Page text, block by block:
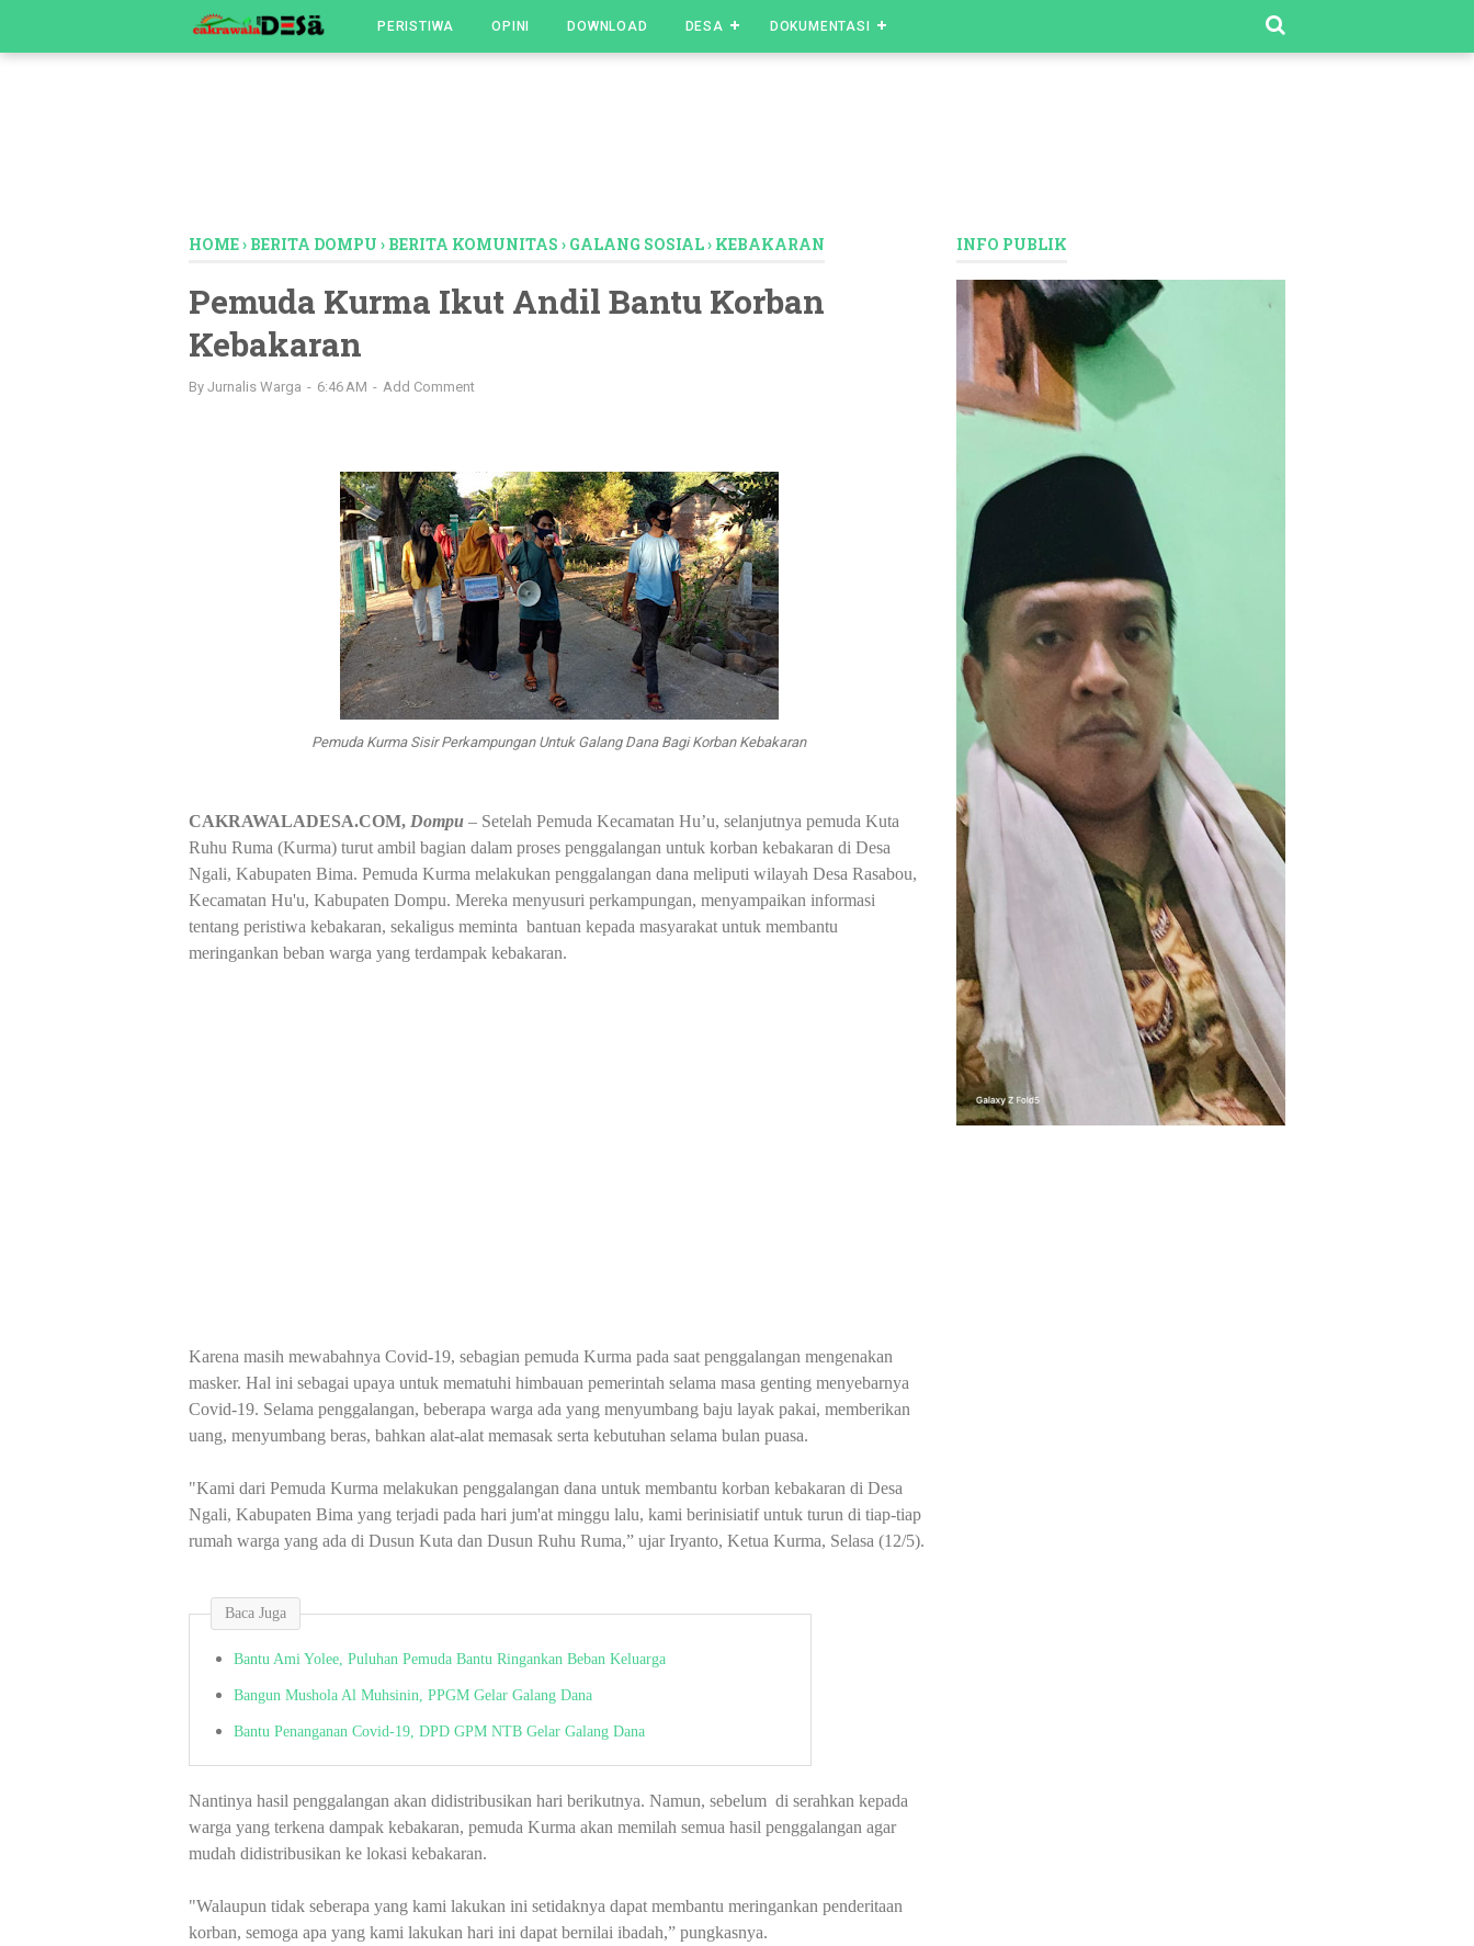
PERISTIWA OPINI DOWNLOAD DESA DOKUMENTASI
HOME› BERITA DOMPU › BERITA KOMUNITAS › GALANG SOSIAL› KEBAKARAN
Pemuda Kurma Ikut Andil Bantu Korban
Kebakaran
By Jurnalis Warga 6:46 AM Add Comment
Pemuda Kurma Sisir Perkampungan Untuk Galang Dana Bagi Korban Kebakaran
CAKRAWALADESA.COM, Dompu – Setelah Pemuda Kecamatan Hu’u, selanjutnya pemuda Kuta
Ruhu Ruma (Kurma) turut ambil bagian dalam proses penggalangan untuk korban kebakaran di Desa
Ngali, Kabupaten Bima. Pemuda Kurma melakukan penggalangan dana meliputi wilayah Desa Rasabou,
Kecamatan Hu'u, Kabupaten Dompu. Mereka menyusuri perkampungan, menyampaikan informasi
tentang peristiwa kebakaran, sekaligus meminta bantuan kepada masyarakat untuk membantu
meringankan beban warga yang terdampak kebakaran.
Karena masih mewabahnya Covid-19, sebagian pemuda Kurma pada saat penggalangan mengenakan
masker. Hal ini sebagai upaya untuk mematuhi himbauan pemerintah selama masa genting menyebarnya
Covid-19. Selama penggalangan, beberapa warga ada yang menyumbang baju layak pakai, memberikan
uang, menyumbang beras, bahkan alat-alat memasak serta kebutuhan selama bulan puasa.
"Kami dari Pemuda Kurma melakukan penggalangan dana untuk membantu korban kebakaran di Desa
Ngali, Kabupaten Bima yang terjadi pada hari jum'at minggu lalu, kami berinisiatif untuk turun di tiap-tiap
rumah warga yang ada di Dusun Kuta dan Dusun Ruhu Ruma,” ujar Iryanto, Ketua Kurma, Selasa (12/5).
Baca Juga
Bantu Ami Yolee, Puluhan Pemuda Bantu Ringankan Beban Keluarga
Bangun Mushola Al Muhsinin, PPGM Gelar Galang Dana
Bantu Penanganan Covid-19, DPD GPM NTB Gelar Galang Dana
Nantinya hasil penggalangan akan didistribusikan hari berikutnya. Namun, sebelum di serahkan kepada
warga yang terkena dampak kebakaran, pemuda Kurma akan memilah semua hasil penggalangan agar
mudah didistribusikan ke lokasi kebakaran.
"Walaupun tidak seberapa yang kami lakukan ini setidaknya dapat membantu meringankan penderitaan
korban, semoga apa yang kami lakukan hari ini dapat bernilai ibadah,” pungkasnya.
INFO PUBLIK